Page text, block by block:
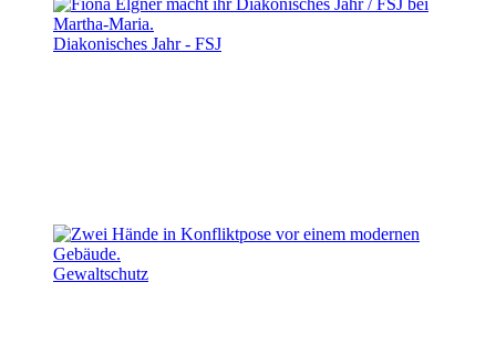
Diakonisches Jahr - FSJ
Gewaltschutz